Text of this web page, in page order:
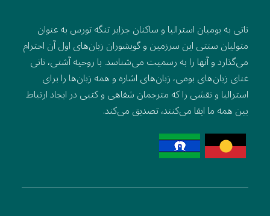
ناتی به بومیان استرالیا و ساکنان جزایر تنگه تورس به عنوان
متولیان سنتی این سرزمین و گویشوران زبان‌های اول آن احترام
می‌گذارد و آنها را به رسمیت می‌شناسد. با روحیه آشتی، ناتی
غنای زبان‌های بومی، زبان‌های اشاره و همه زبان‌ها را برای
استرالیا و نقشی را که مترجمان شفاهی و کتبی در ایجاد ارتباط
بین همه ما ایفا می‌کنند، تصدیق می‌کند.